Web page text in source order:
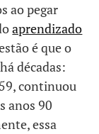
ao pegar
aprendizado
é que o
décadas:
continuou
anos 90
essa